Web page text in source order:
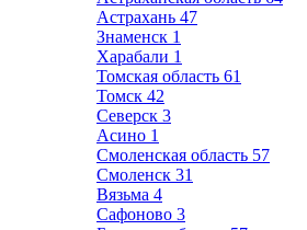
Астрахань 47
Знаменск 1
Харабали 1
Томская область 61
Томск 42
Северск 3
Асино 1
Смоленская область 57
Смоленск 31
Вязьма 4
Сафоново 3